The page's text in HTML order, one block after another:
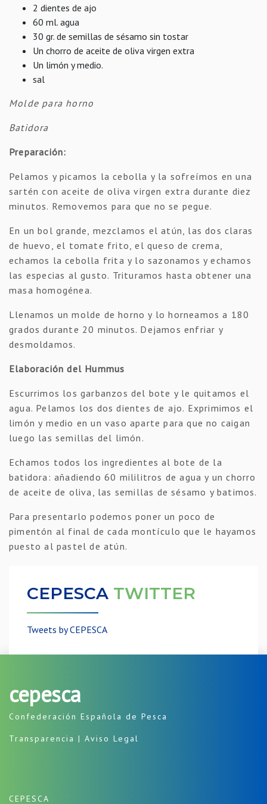
2 dientes de ajo
60 ml. agua
30 gr. de semillas de sésamo sin tostar
Un chorro de aceite de oliva virgen extra
Un limón y medio.
sal
Molde para horno
Batidora
Preparación:
Pelamos y picamos la cebolla y la sofreímos en una
sartén con aceite de oliva virgen extra durante diez
minutos. Removemos para que no se pegue.
En un bol grande, mezclamos el atún, las dos claras
de huevo, el tomate frito, el queso de crema,
echamos la cebolla frita y lo sazonamos y echamos
las especias al gusto. Trituramos hasta obtener una
masa homogénea.
Llenamos un molde de horno y lo horneamos a 180
grados durante 20 minutos. Dejamos enfriar y
desmoldamos.
Elaboración del Hummus
Escurrimos los garbanzos del bote y le quitamos el
agua. Pelamos los dos dientes de ajo. Exprimimos el
limón y medio en un vaso aparte para que no caigan
luego las semillas del limón.
Echamos todos los ingredientes al bote de la
batidora: añadiendo 60 mililitros de agua y un chorro
de aceite de oliva, las semillas de sésamo y batimos.
Para presentarlo podemos poner un poco de
pimentón al final de cada montículo que le hayamos
puesto al pastel de atún.
CEPESCA TWITTER
Tweets by CEPESCA
cepesca
Confederación Española de Pesca
Transparencia | Aviso Legal
CEPESCA